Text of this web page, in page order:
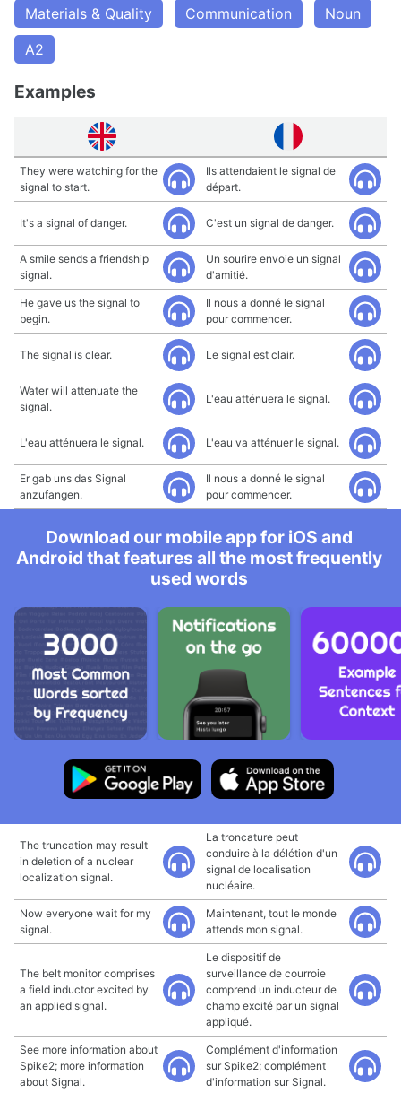
Materials & Quality Communication
Noun
A2
Examples
They were watching for the
signal to start.
Ils attendaient le signal de
départ.
It's a signal of danger. C'est un signal de danger.
A smile sends a friendship
signal.
Un sourire envoie un signal
d'amitié.
He gave us the signal to
begin.
Il nous a donné le signal
pour commencer.
The signal is clear. Le signal est clair.
Water will attenuate the
signal.
L'eau atténuera le signal.
L'eau atténuera le signal. L'eau va atténuer le signal.
Er gab uns das Signal
anzufangen.
Il nous a donné le signal
pour commencer.
Download our mobile app for iOS and
Android that features all the most frequently
used words
The truncation may result
in deletion of a nuclear
localization signal.
La troncature peut
conduire à la délétion d'un
signal de localisation
nucléaire.
Now everyone wait for my
signal.
Maintenant, tout le monde
attends mon signal.
The belt monitor comprises
a field inductor excited by
an applied signal.
Le dispositif de
surveillance de courroie
comprend un inducteur de
champ excité par un signal
appliqué.
See more information about
Spike2; more information
about Signal.
Complément d'information
sur Spike2; complément
d'information sur Signal.